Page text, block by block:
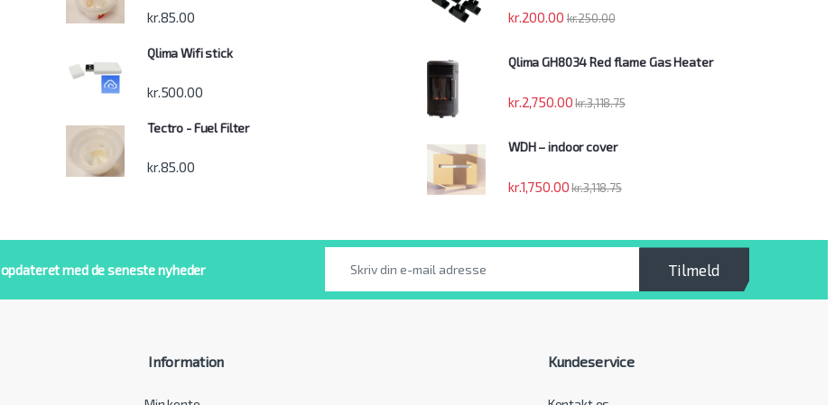
kr.85.00
Qlima Wifi stick
kr.500.00
Tectro - Fuel Filter
kr.85.00
kr.200.00 kr.250.00
Qlima GH8034 Red flame Gas Heater
kr.2,750.00 kr.3,118.75
WDH – indoor cover
kr.1,750.00 kr.3,118.75
opdateret med de seneste nyheder Tilmeld
Information Kundeservice